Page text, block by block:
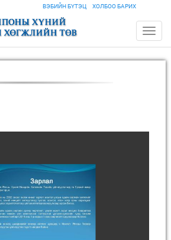
ВЭБИЙН БҮТЭЦ ХОЛБОО БАРИХ